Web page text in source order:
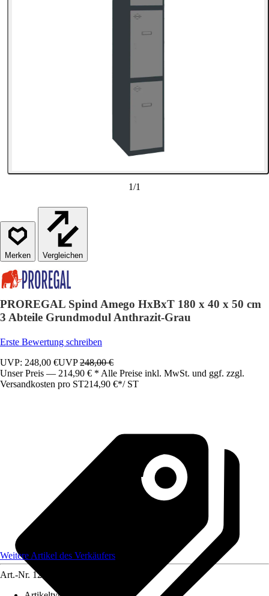
1/1
Vergleichen
PROREGAL Spind Amego HxBxT 180 x 40 x 50 cm
3 Abteile Grundmodul Anthrazit-Grau
Erste Bewertung schreiben
UVP: 248,00 €UVP248,00 €
Unser Preis — 214,90 € * Alle Preise inkl. MwSt. und ggf. zzgl.
Versandkosten pro ST214,90 €*/ ST
Weitere Artikel des Verkäufers
Art.-Nr. 12583563